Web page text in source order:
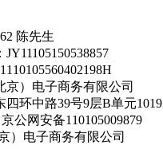
陈先生
）电子商务有限公司
环中路39号9层B单元1019
京公网安备110105009879
）电子商务有限公司